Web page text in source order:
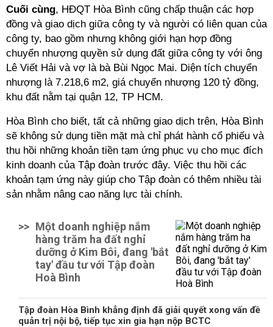
Cuối cùng, HĐQT Hòa Bình cũng chấp thuận các hợp
đồng và giao dịch giữa công ty và người có liên quan của
công ty, bao gồm nhưng không giới hạn hợp đồng
chuyển nhượng quyền sử dụng đất giữa công ty với ông
Lê Viết Hải và vợ là bà Bùi Ngọc Mai. Diện tích chuyển
nhượng là 7.218,6 m2, giá chuyển nhượng 120 tỷ đồng,
khu đất nằm tại quận 12, TP HCM.
Hòa Bình cho biết, tất cả những giao dịch trên, Hòa Bình
sẽ không sử dụng tiền mặt mà chỉ phát hành cổ phiếu và
thu hồi những khoản tiền tạm ứng phục vụ cho mục đích
kinh doanh của Tập đoàn trước đây. Việc thu hồi các
khoản tạm ứng này giúp cho Tập đoàn có thêm nhiều tài
sản nhằm nâng cao năng lực tài chính.
>> Một doanh nghiệp nắm
hàng trăm ha đất nghỉ
dưỡng ở Kim Bôi, đang 'bắt
tay' đầu tư với Tập đoàn
Hoà Bình
Tập đoàn Hòa Bình khẳng định đã giải quyết xong vấn đề
quản trị nội bộ, tiếp tục xin gia hạn nộp BCTC